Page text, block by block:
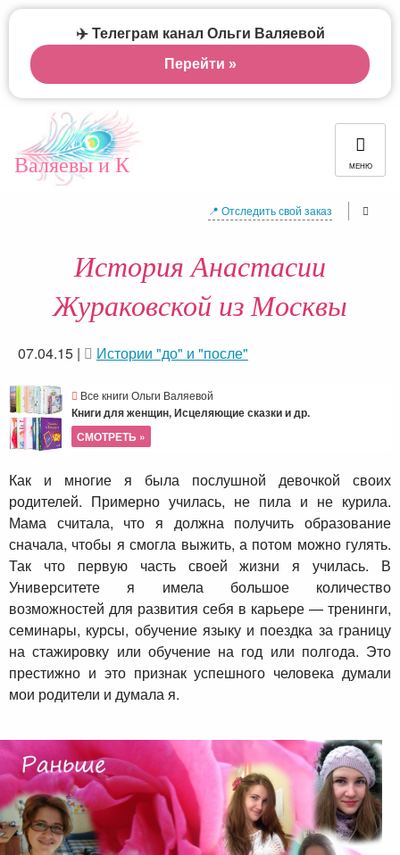
Валяевы и К МЕНЮ
📍 Отследить свой заказ
История Анастасии
Жураковской из Москвы
07.04.15 | Истории "до" и "после"
Все книги Ольги Валяевой
Книги для женщин, Исцеляющие сказки и др.
СМОТРЕТЬ »
Как и многие я была послушной девочкой своих
родителей. Примерно училась, не пила и не курила.
Мама считала, что я должна получить образование
сначала, чтобы я смогла выжить, а потом можно гулять.
Так что первую часть своей жизни я училась. В
Университете я имела большое количество
возможностей для развития себя в карьере — тренинги,
семинары, курсы, обучение языку и поездка за границу
на стажировку или обучение на год или полгода. Это
престижно и это признак успешного человека думали
мои родители и думала я.
✈️ Телеграм канал Ольги Валяевой
Перейти »